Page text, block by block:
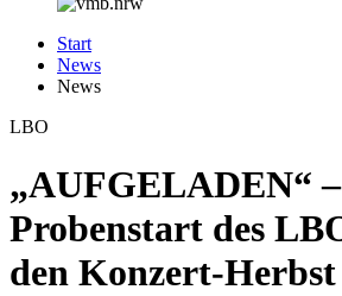
Start
News
News
LBO
„AUFGELADEN“ –
Probenstart des
den Konzert-Herbst